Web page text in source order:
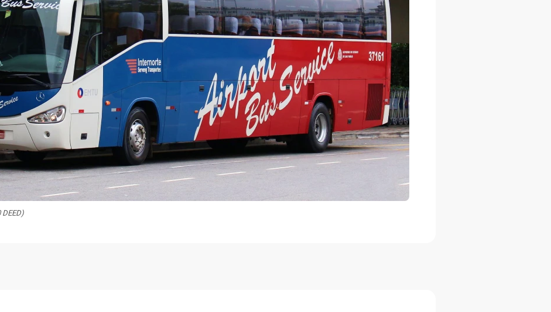
DEED)